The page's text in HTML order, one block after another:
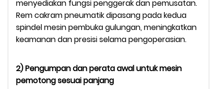
menyediakan fungsi penggerak dan pemusatan.
Rem cakram pneumatik dipasang pada kedua
spindel mesin pembuka gulungan, meningkatkan
keamanan dan presisi selama pengoperasian.
2) Pengumpan dan perata awal untuk mesin
pemotong sesuai panjang